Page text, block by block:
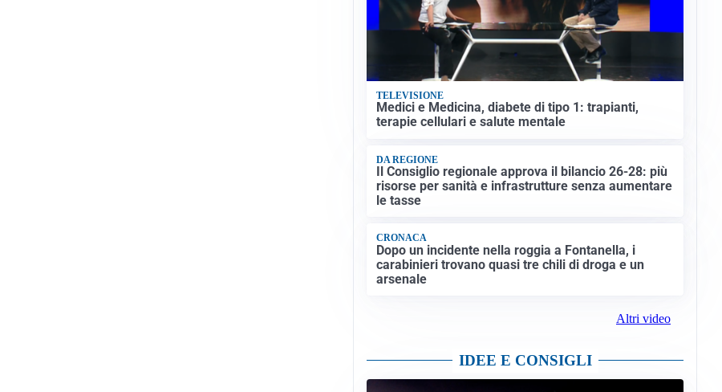
TELEVISIONE
Medici e Medicina, diabete di tipo 1: trapianti,
terapie cellulari e salute mentale
DA REGIONE
Il Consiglio regionale approva il bilancio 26-28: più
risorse per sanità e infrastrutture senza aumentare
le tasse
CRONACA
Dopo un incidente nella roggia a Fontanella, i
carabinieri trovano quasi tre chili di droga e un
arsenale
Altri video
IDEE E CONSIGLI